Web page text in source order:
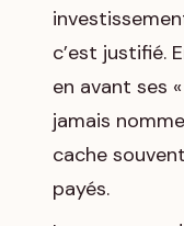
c’est justifié.
en avant ses
jamais
cache
payés.